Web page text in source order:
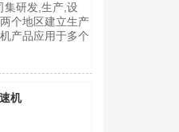
集研发,生产,设
个地区建立生产
产品应用于多个
机